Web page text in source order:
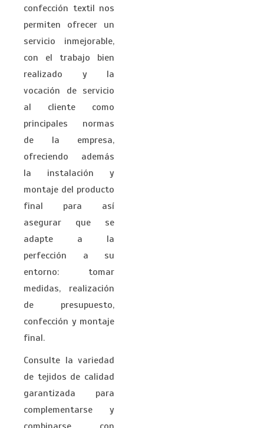
confección textil nos
permiten ofrecer un
servicio inmejorable,
con el trabajo bien
realizado y la
vocación de servicio
al cliente como
principales normas
de la empresa,
ofreciendo además
la instalación y
montaje del producto
final para así
asegurar que se
adapte a la
perfección a su
entorno: tomar
medidas, realización
de presupuesto,
confección y montaje
final.
Consulte la variedad
de tejidos de calidad
garantizada para
complementarse y